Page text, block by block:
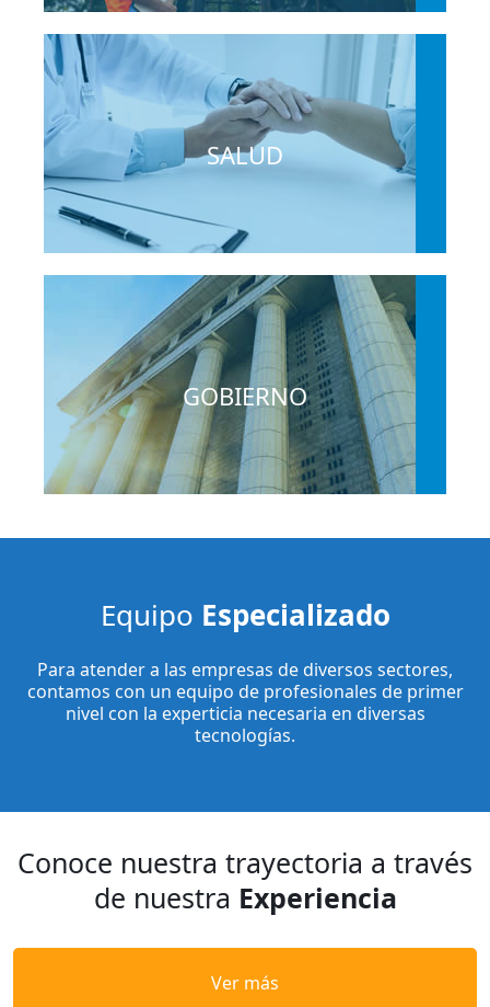
SALUD
GOBIERNO
Equipo Especializado
Para atender a las empresas de diversos sectores,
contamos con un equipo de profesionales de primer
nivel con la experticia necesaria en diversas
tecnologías.
Conoce nuestra trayectoria a través
de nuestra Experiencia
Ver más